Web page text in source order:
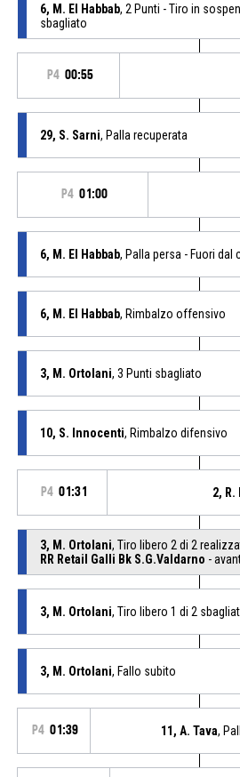
6, M. El Habbab, 2 Punti - Tiro in
sbagliato
P4 00:55
29, S. Sarni, Palla recuperata
P4 01:00
6, M. El Habbab, Palla persa - Fuori dal
6, M. El Habbab, Rimbalzo offensivo
3, M. Ortolani, 3 Punti sbagliato
10, S. Innocenti, Rimbalzo difensivo
P4 01:31 2,
3, M. Ortolani, Tiro libero 2 di 2
RR Retail Galli Bk S.G.Valdarno -
3, M. Ortolani, Tiro libero 1 di 2
3, M. Ortolani, Fallo subito
P4 01:39 11, A. Tava,